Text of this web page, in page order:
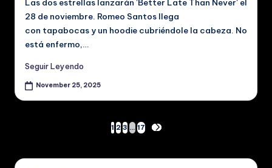
Las dos estrellas lanzarán 'Better Late Than Never' el
28 de noviembre. Romeo Santos llega
con tapabocas y un hoodie cubriéndole la cabeza. No
está enfermo,…
Seguir Leyendo
November 25, 2025
pagination
1 2 3 … 17
NEXT